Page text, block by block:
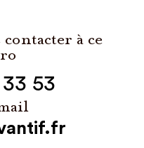
à ce
53